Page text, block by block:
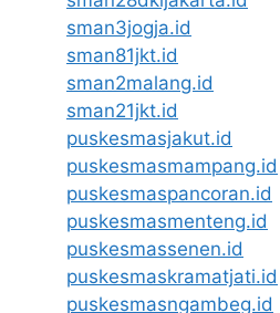
sman3jogja.id
sman81jkt.id
sman2malang.id
sman21jkt.id
puskesmasjakut.id
puskesmasmampang.id
puskesmaspancoran.id
puskesmasmenteng.id
puskesmassenen.id
puskesmaskramatjati.id
puskesmasngambeg.id